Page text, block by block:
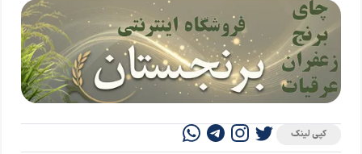
کپی لینک